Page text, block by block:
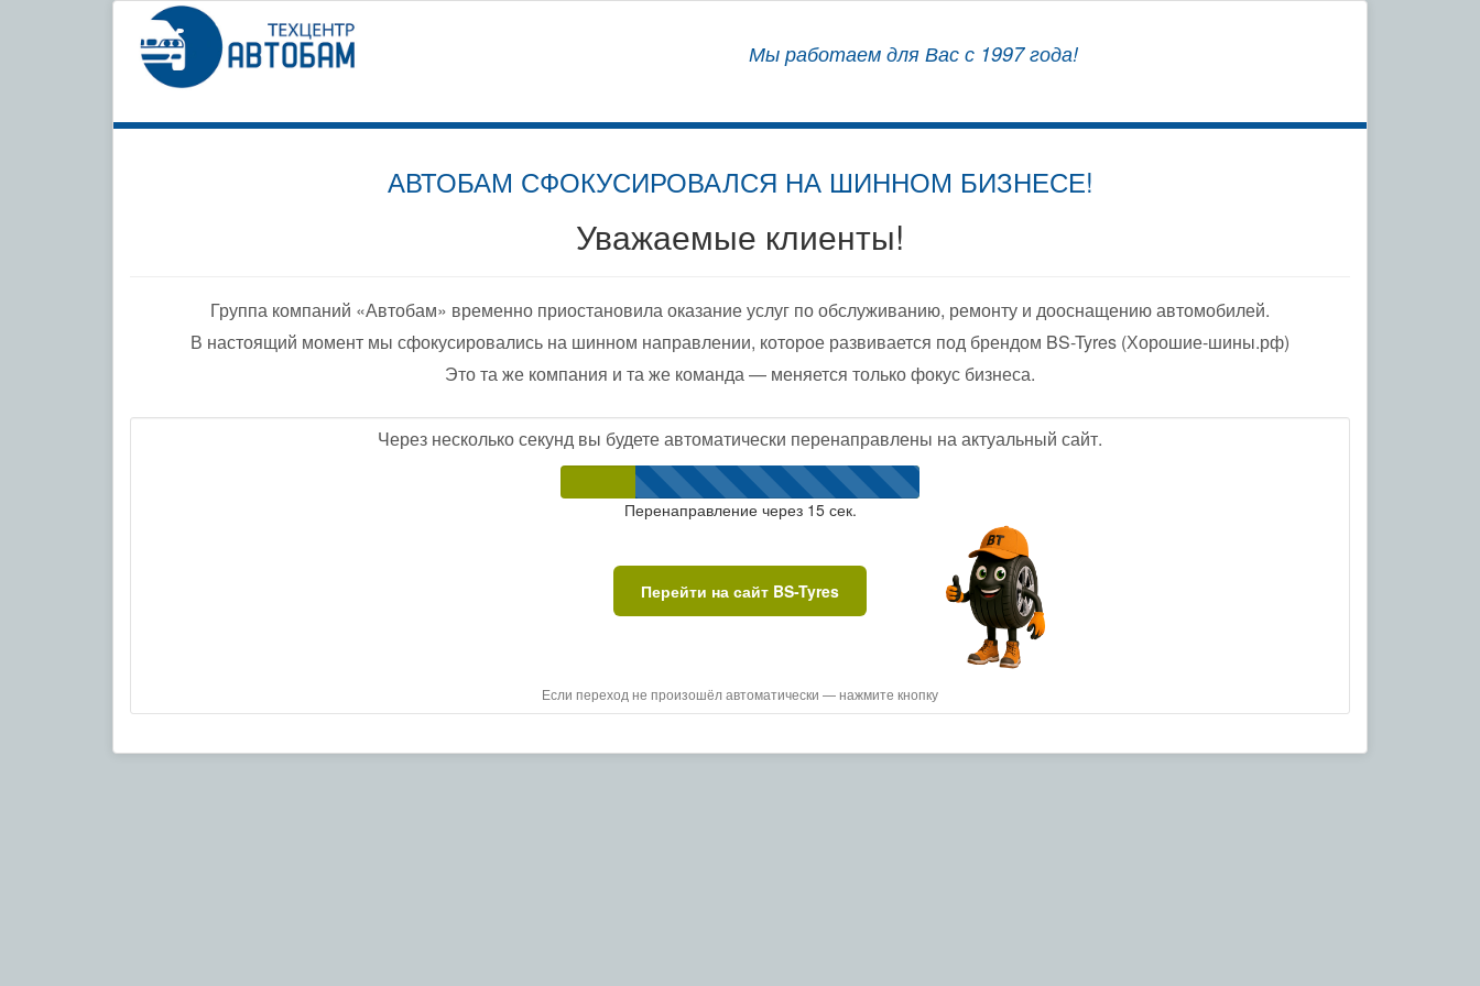
Мы работаем для Вас с 1997 года!
АВТОБАМ СФОКУСИРОВАЛСЯ НА ШИННОМ БИЗНЕСЕ!
Уважаемые клиенты!
Группа компаний «Автобам» временно приостановила оказание услуг по обслуживанию, ремонту и дооснащению автомобилей.
В настоящий момент мы сфокусировались на шинном направлении, которое развивается под брендом BS-Tyres (Хорошие-шины.рф)
Это та же компания и та же команда — меняется только фокус бизнеса.
Через несколько секунд вы будете автоматически перенаправлены на актуальный сайт.
Перенаправление через 15сек.
Перейти на сайт BS-Tyres
Если переход не произошёл автоматически — нажмите кнопку